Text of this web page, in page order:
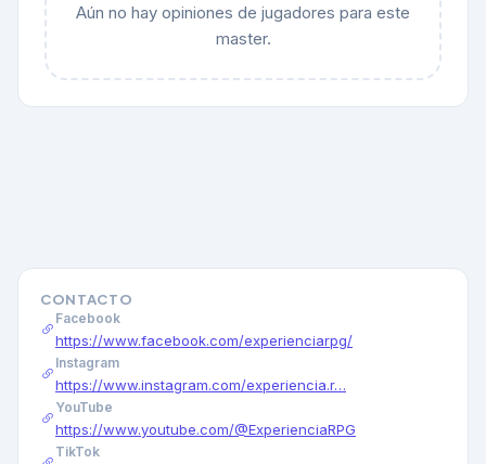
Aún no hay opiniones de jugadores para este
master.
CONTACTO
Facebook
https://www.facebook.com/experienciarpg/
Instagram
https://www.instagram.com/experiencia.r…
YouTube
https://www.youtube.com/@ExperienciaRPG
TikTok